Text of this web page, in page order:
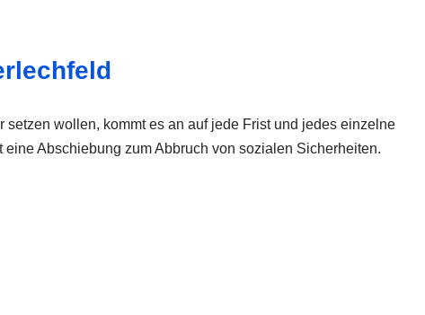
wollen, kommt es an auf jede Frist und jedes einzelne
Abschiebung zum Abbruch von sozialen Sicherheiten.